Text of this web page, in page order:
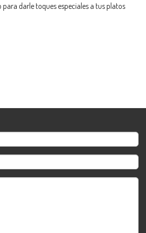
para darle toques especiales a tus platos